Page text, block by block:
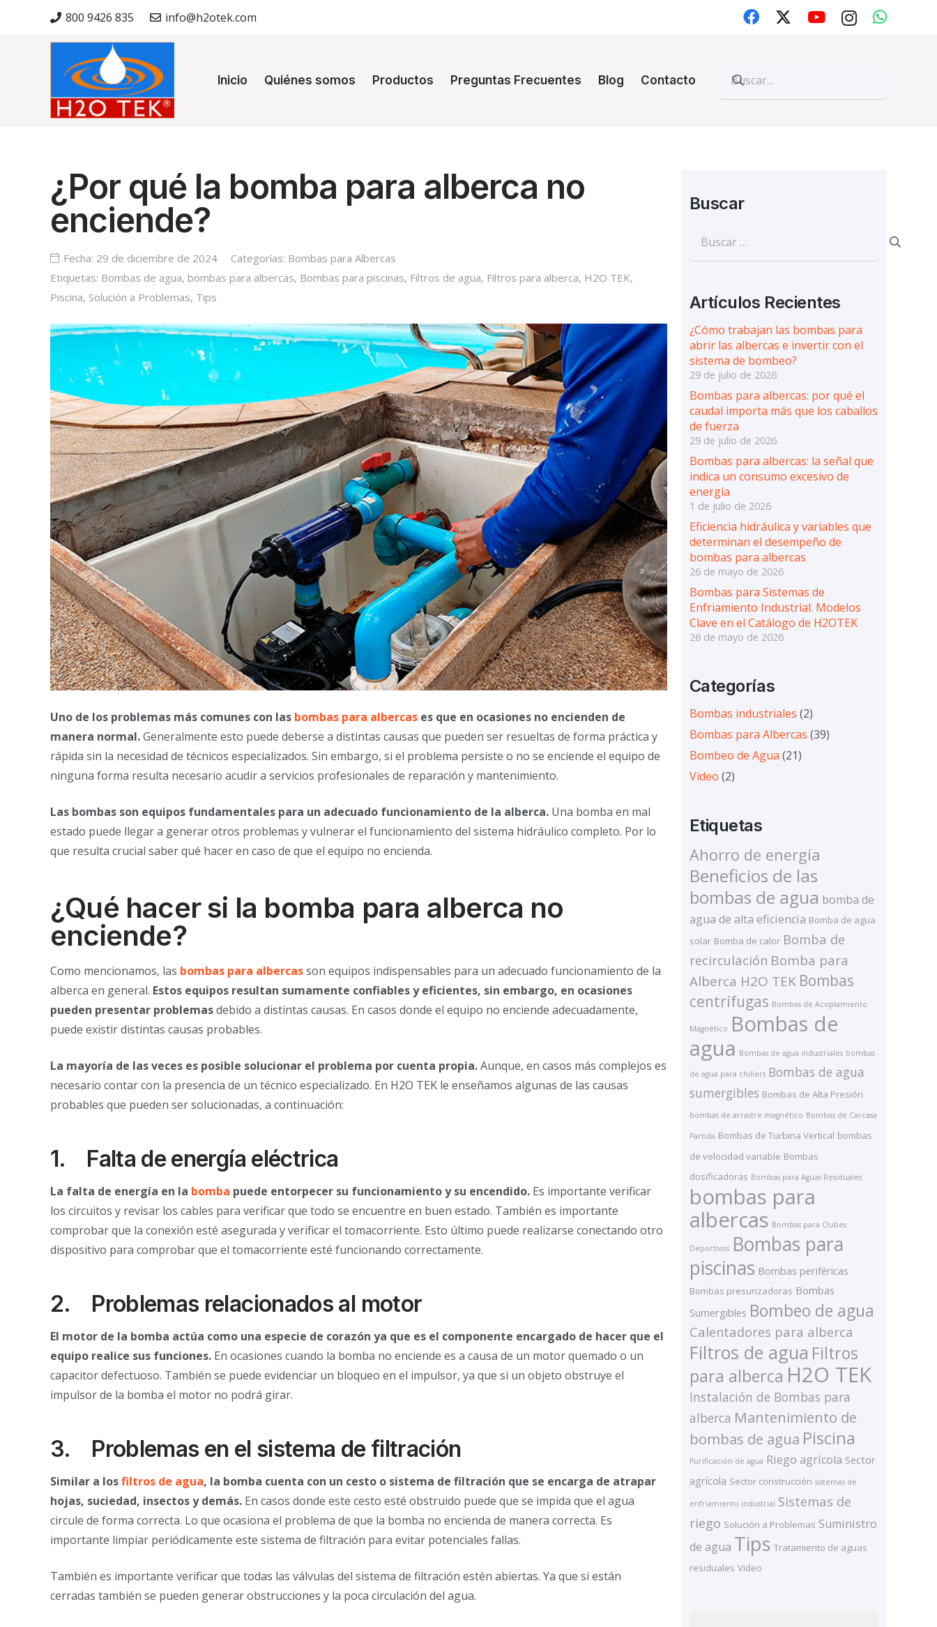
800 9426 835 info@h2otek.com
Inicio Quiénes somos Productos Preguntas Frecuentes Blog Contacto
¿Por qué la bomba para alberca no
enciende?
Fecha: 29 de diciembre de 2024 Categorías: Bombas para Albercas
Etiquetas: Bombas de agua, bombas para albercas, Bombas para piscinas, Filtros de agua, Filtros para alberca, H2O TEK,
Piscina, Solución a Problemas, Tips
Uno de los problemas más comunes con las bombas para albercas es que en ocasiones no encienden de
manera normal.Generalmente esto puede deberse a distintas causas que pueden ser resueltas de forma práctica y
rápida sin la necesidad de técnicos especializados. Sin embargo, si el problema persiste o no se enciende el equipo de
ninguna forma resulta necesario acudir a servicios profesionales de reparación y mantenimiento.
Las bombas son equipos fundamentales para un adecuado funcionamiento de la alberca. Una bomba en mal
estado puede llegar a generar otros problemas y vulnerar el funcionamiento del sistema hidráulico completo. Por lo
que resulta crucial saber qué hacer en caso de que el equipo no encienda.
¿Qué hacer si la bomba para alberca no
enciende?
Como mencionamos, las bombas para albercasson equipos indispensables para un adecuado funcionamiento de la
alberca en general. Estos equipos resultan sumamente confiables y eficientes, sin embargo, en ocasiones
pueden presentar problemasdebido a distintas causas. En casos donde el equipo no enciende adecuadamente,
puede existir distintas causas probables.
La mayoría de las veces es posible solucionar el problema por cuenta propia.Aunque, en casos más complejos es
necesario contar con la presencia de un técnico especializado. En H2O TEK le enseñamos algunas de las causas
probables que pueden ser solucionadas, a continuación:
1. Falta de energía eléctrica
La falta de energía en la bomba puede entorpecer su funcionamiento y su encendido. Es importante verificar
los circuitos y revisar los cables para verificar que todo se encuentre en buen estado. También es importante
comprobar que la conexión esté asegurada y verificar el tomacorriente. Esto último puede realizarse conectando otro
dispositivo para comprobar que el tomacorriente esté funcionando correctamente.
2. Problemas relacionados al motor
El motor de la bomba actúa como una especie de corazón ya que es el componente encargado de hacer que el
equipo realice sus funciones. En ocasiones cuando la bomba no enciende es a causa de un motor quemado o un
capacitor defectuoso. También se puede evidenciar un bloqueo en el impulsor, ya que si un objeto obstruye el
impulsor de la bomba el motor no podrá girar.
3. Problemas en el sistema de filtración
Similar a losfiltros de agua, la bomba cuenta con un cesto o sistema de filtración que se encarga de atrapar
hojas, suciedad, insectos y demás. En casos donde este cesto esté obstruido puede que se impida que el agua
circule de forma correcta. Lo que ocasiona el problema de que la bomba no encienda de manera correcta. Es
importante limpiar periódicamente este sistema de filtración para evitar potenciales fallas.
También es importante verificar que todas las válvulas del sistema de filtración estén abiertas. Ya que si están
cerradas también se pueden generar obstrucciones y la poca circulación del agua.
Buscar
Artículos Recientes
¿Cómo trabajan las bombas para
abrir las albercas e invertir con el
sistema de bombeo?
29 de julio de 2026
Bombas para albercas: por qué el
caudal importa más que los caballos
de fuerza
29 de julio de 2026
Bombas para albercas: la señal que
indica un consumo excesivo de
energía
1 de julio de 2026
Eficiencia hidráulica y variables que
determinan el desempeño de
bombas para albercas
26 de mayo de 2026
Bombas para Sistemas de
Enfriamiento Industrial: Modelos
Clave en el Catálogo de H2OTEK
26 de mayo de 2026
Categorías
Bombas industriales (2)
Bombas para Albercas (39)
Bombeo de Agua (21)
Video (2)
Etiquetas
Ahorro de energía
Beneficios de las
bombas de agua bomba de
agua de alta eficiencia Bomba de agua
solar Bomba de calor Bomba de
recirculación Bomba para
Alberca H2O TEK Bombas
centrífugas Bombas de Acoplamiento
Magnético Bombas de
agua Bombas de agua industriales bombas
de agua para chillers Bombas de agua
sumergibles Bombas de Alta Presión
bombas de arrastre magnético Bombas de Carcasa
Partida Bombas de Turbina Vertical bombas
de velocidad variable Bombas
dosificadoras Bombas para Aguas Residuales
bombas para
albercas Bombas para Clubes
Deportivos Bombas para
piscinas Bombas periféricas
Bombas presurizadoras Bombas
Sumergibles Bombeo de agua
Calentadores para alberca
Filtros de agua Filtros
para alberca H2O TEK
Instalación de Bombas para
alberca Mantenimiento de
bombas de agua Piscina
Purificación de agua Riego agrícola Sector
agrícola Sector construcción sistemas de
enfriamiento industrial Sistemas de
riego Solución a Problemas Suministro
de agua Tips Tratamiento de aguas
residuales Video